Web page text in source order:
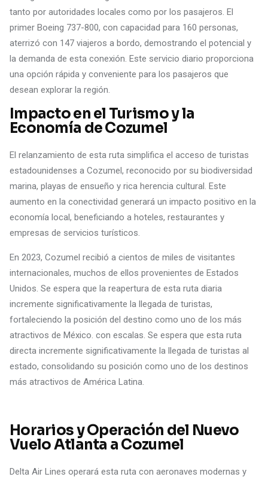
tanto por autoridades locales como por los pasajeros. El
primer Boeing 737-800, con capacidad para 160 personas,
aterrizó con 147 viajeros a bordo, demostrando el potencial y
la demanda de esta conexión. Este servicio diario proporciona
una opción rápida y conveniente para los pasajeros que
desean explorar la región.
Impacto en el Turismo y la
Economía de Cozumel
El relanzamiento de esta ruta simplifica el acceso de turistas
estadounidenses a Cozumel, reconocido por su biodiversidad
marina, playas de ensueño y rica herencia cultural. Este
aumento en la conectividad generará un impacto positivo en la
economía local, beneficiando a hoteles, restaurantes y
empresas de servicios turísticos.
En 2023, Cozumel recibió a cientos de miles de visitantes
internacionales, muchos de ellos provenientes de Estados
Unidos. Se espera que la reapertura de esta ruta diaria
incremente significativamente la llegada de turistas,
fortaleciendo la posición del destino como uno de los más
atractivos de México. con escalas. Se espera que esta ruta
directa incremente significativamente la llegada de turistas al
estado, consolidando su posición como uno de los destinos
más atractivos de América Latina.
Horarios y Operación del Nuevo
Vuelo Atlanta a Cozumel
Delta Air Lines operará esta ruta con aeronaves modernas y